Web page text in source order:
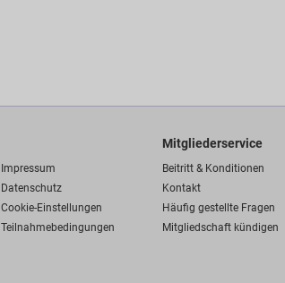
Impressum
Datenschutz
Cookie-Einstellungen
Teilnahmebedingungen
Mitgliederservice
Beitritt & Konditionen
Kontakt
Häufig gestellte Fragen
Mitgliedschaft kündigen